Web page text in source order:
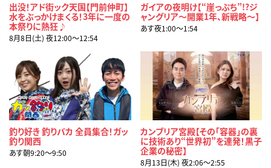
出没！アド街ック天国【門前仲町】
水をぶっかけまくる！3年に一度の
本祭りに熱狂♪
8月8日(土) 夜12:00〜12:54
ガイアの夜明け【“崖っぷち”!?ジ
ャングリア～開業1年、新戦略～】
あす夜1:00〜1:54
釣り好き 釣りバカ 全員集合！ガッ
釣り関西
あす朝9:20〜9:50
カンブリア宮殿【その「容器」の裏
に技術あり“世界初”を連発！黒子
企業の秘密】
8月13日(木) 夜2:06〜2:55